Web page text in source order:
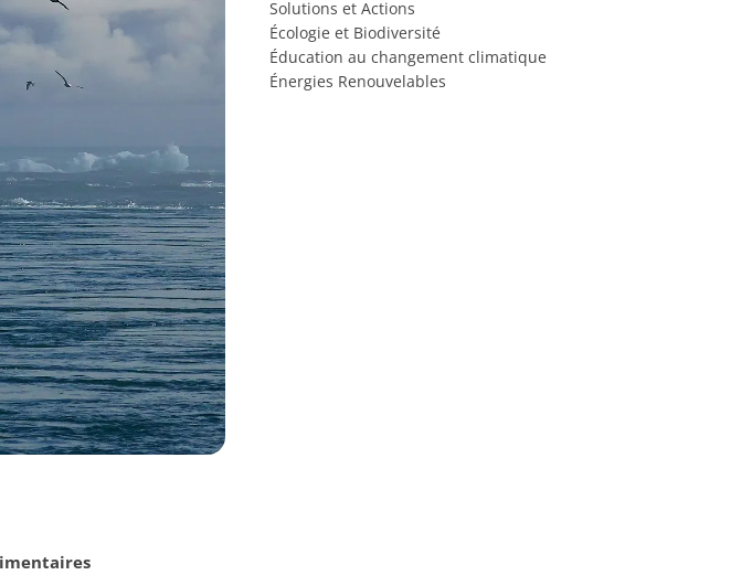
Solutions et Actions
Écologie et Biodiversité
Éducation au changement climatique
Énergies Renouvelables